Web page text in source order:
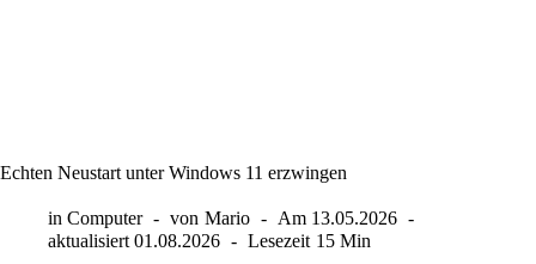
Echten Neustart unter Windows 11 erzwingen
in Computer von Mario Am 13.05.2026
aktualisiert 01.08.2026 Lesezeit 15 Min